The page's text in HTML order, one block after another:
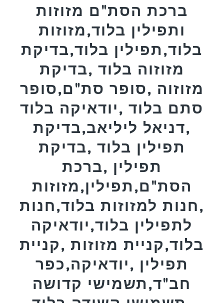
ברכת הסת"ם מזוזות
ותפילין בלוד,מזוזות
בלוד,תפילין בלוד,בדיקת
מזוזוה בלוד ,בדיקת
מזוזוה ,סופר סת"ם,סופר
סתם בלוד ,יודאיקה בלוד
,דניאל ליליאב,בדיקת
תפילין בלוד ,בדיקת
תפילין ,ברכת
הסת"ם,תפילין,מזוזות
,חנות למזוזות בלוד,חנות
לתפילין בלוד,יודאיקה
בלוד,קניית מזוזות ,קניית
תפילין ,יודאיקה,כפר
חב"ד,תשמישי קדושה